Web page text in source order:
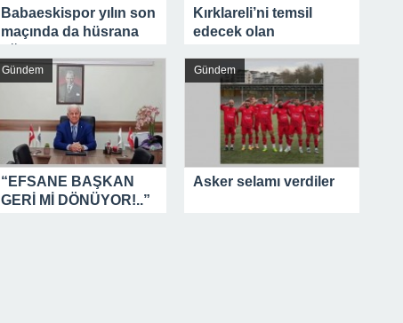
Babaeskispor yılın son
maçında da hüsrana
Kırklareli’ni temsil
edecek olan
Gündem
“EFSANE BAŞKAN
GERİ Mİ DÖNÜYOR!..”
Gündem
Asker selamı verdiler